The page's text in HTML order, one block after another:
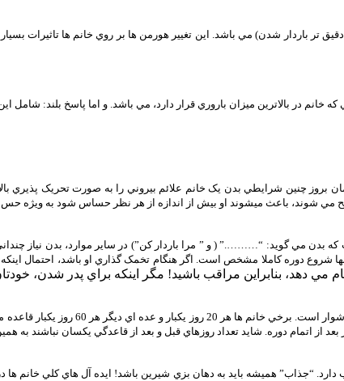
براي توليد مثل (يا به طور دقيق تر باردار شدن) مي باشد. اين تغيير هورمن ها بر روي خانم
خانم در بالاترين ميزان باروري قرار دارد، مي باشد. و اما پاسخ بلند:
بروز چنين شرايطي بدن يک خانم علائم بيروني را به صورت تحريک پذيري
مي گويد: “……….” ( و ” مرا باردار کن”) در ساير موارد، بدن نياز
شروع دوره کاملا مشخص است. اگر هنگام تخمک گذاري او باشد، احتمال
مي دهد، بنابراين مراقب باشيد! مگر اينکه براي پدر شدن،
“جذاب” هميشه بايد به دهان بزي شيرين باشد! ايده آل هاي کلي خانم ها